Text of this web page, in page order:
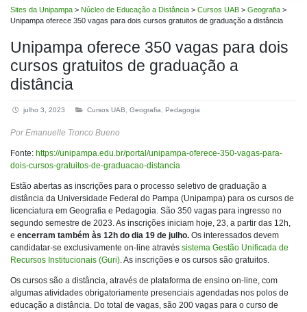
Sites da Unipampa > Núcleo de Educação a Distância > Cursos UAB > Geografia >
Unipampa oferece 350 vagas para dois cursos gratuitos de graduação a distância
Unipampa oferece 350 vagas para dois
cursos gratuitos de graduação a
distância
julho 3, 2023 Cursos UAB, Geografia, Pedagogia
Por Emanuelle Tronco Bueno
Fonte: https://unipampa.edu.br/portal/unipampa-oferece-350-vagas-para-
dois-cursos-gratuitos-de-graduacao-distancia
Estão abertas as inscrições para o processo seletivo de graduação a
distância da Universidade Federal do Pampa (Unipampa) para os cursos de
licenciatura em Geografia e Pedagogia. São 350 vagas para ingresso no
segundo semestre de 2023. As inscrições iniciam hoje, 23, a partir das 12h,
e encerram também às 12h do dia 19 de julho. Os interessados devem
candidatar-se exclusivamente on-line através sistema Gestão Unificada de
Recursos Institucionais (Guri). As inscrições e os cursos são gratuitos.
Os cursos são a distância, através de plataforma de ensino on-line, com
algumas atividades obrigatoriamente presenciais agendadas nos polos de
educação a distância. Do total de vagas, são 200 vagas para o curso de